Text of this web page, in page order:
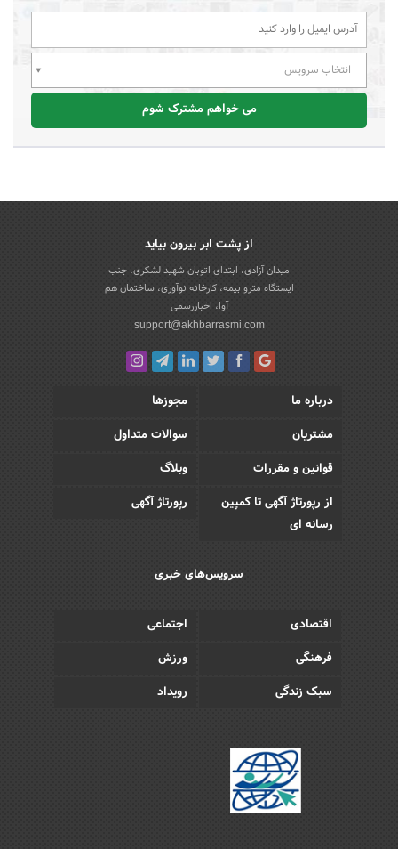
انتخاب سرویس
می خواهم مشترک شوم
از پشت ابر بیرون بیاید
میدان آزادی، ابتدای اتوبان شهید لشکری، جنب
ایستگاه مترو بیمه، کارخانه نوآوری، ساختمان هم
آوا، اخباررسمی
support@akhbarrasmi.com
درباره ما
مجوزها
مشتریان
سوالات متداول
قوانین و مقررات
وبلاگ
از رپورتاژ آگهی تا کمپین
رسانه ای
رپورتاژ آگهی
سرویس‌های خبری
اقتصادی
اجتماعی
فرهنگی
ورزش
سبک زندگی
رویداد